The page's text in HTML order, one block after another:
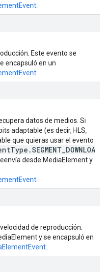
Este evento se
encapsuló en un
datos de medios. Si
adaptable (es decir, HLS,
que quieras usar el evento
desde MediaElement y
de reproducción.
y se encapsuló en